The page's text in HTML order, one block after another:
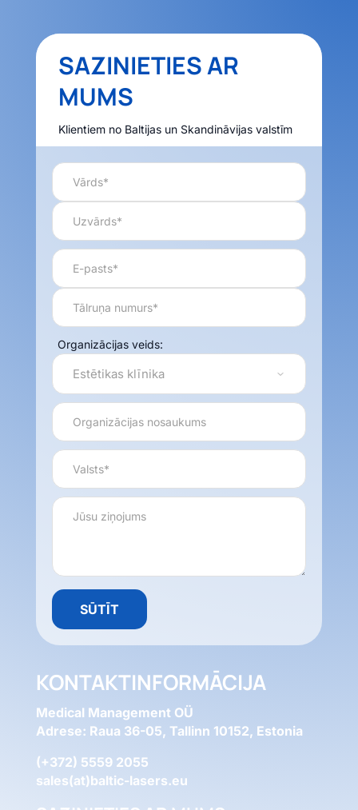
SAZINIETIES AR
MUMS
Klientiem no Baltijas un Skandināvijas valstīm
Organizācijas veids:
KONTAKTINFORMĀCIJA
Medical Management OÜ
Adrese: Raua 36-05, Tallinn 10152, Estonia
(+372) 5559 2055
sales(at)baltic-lasers.eu